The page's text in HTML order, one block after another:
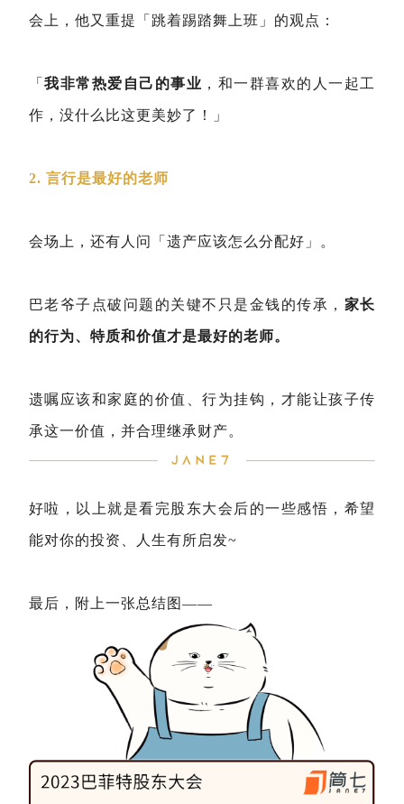
会上，他又重提「跳着踢踏舞上班」的观点：
「我非常热爱自己的事业 ，和一群喜欢的人一起工
作，没什么比这更美妙了！」
2. 言行是最好的老师
会场上，还有人问「遗产应该怎么分配好」。
巴老爷子点破问题的关键不只是金钱的传承， 家长
的行为、特质和价值才是最好的老师。
遗嘱应该和家庭的价值、行为挂钩，才能让孩子传
承这一价值，并合理继承财产。
好啦，以上就是看完股东大会后的一些感悟，希望
能对你的投资、人生有所启发~
最后，附上一张总结图——